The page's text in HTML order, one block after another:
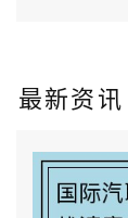
最新资讯